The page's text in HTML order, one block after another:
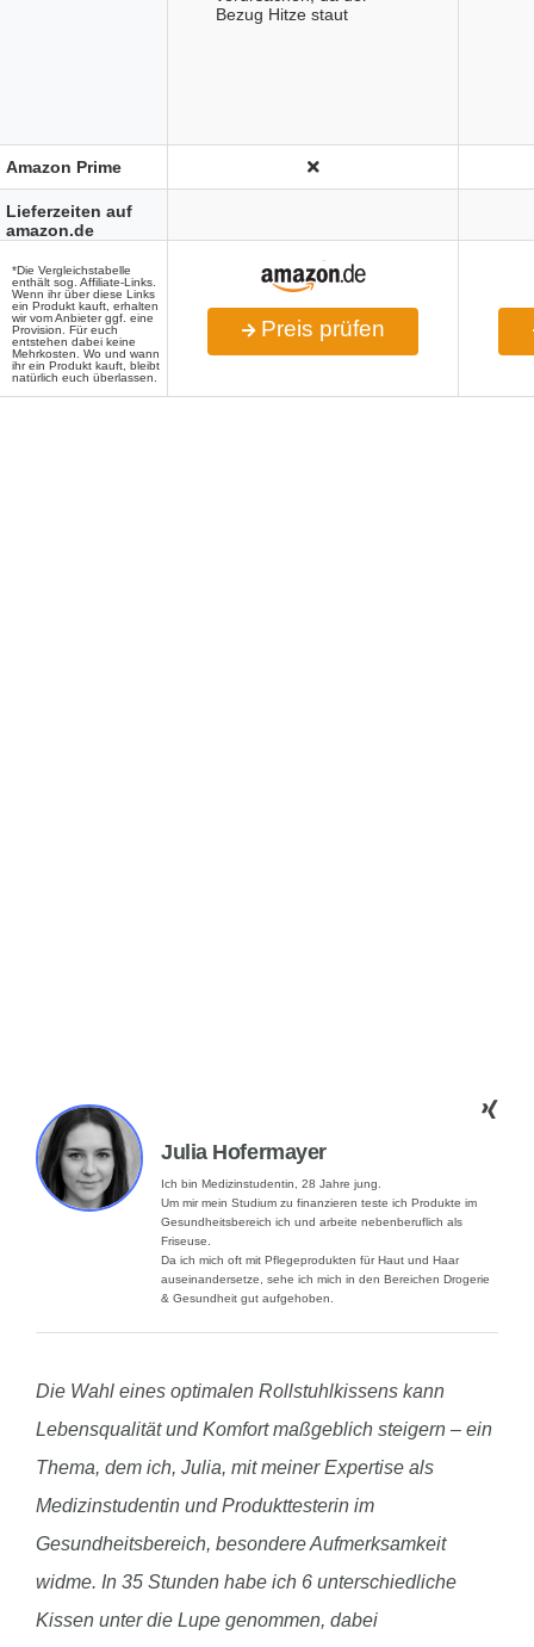
Bezug Hitze staut
Preis prüfen
Amazon Prime
Lieferzeiten auf
amazon.de
*Die Vergleichstabelle
enthält sog. Affiliate-Links.
Wenn ihr über diese Links
ein Produkt kauft, erhalten
wir vom Anbieter ggf. eine
Provision. Für euch
entstehen dabei keine
Mehrkosten. Wo und wann
ihr ein Produkt kauft, bleibt
natürlich euch überlassen.
Julia Hofermayer
Ich bin Medizinstudentin, 28 Jahre jung.
Um mir mein Studium zu finanzieren teste ich Produkte im
Gesundheitsbereich ich und arbeite nebenberuflich als
Friseuse.
Da ich mich oft mit Pflegeprodukten für Haut und Haar
auseinandersetze, sehe ich mich in den Bereichen Drogerie
& Gesundheit gut aufgehoben.
Die Wahl eines optimalen Rollstuhlkissens kann
Lebensqualität und Komfort maßgeblich steigern – ein
Thema, dem ich, Julia, mit meiner Expertise als
Medizinstudentin und Produkttesterin im
Gesundheitsbereich, besondere Aufmerksamkeit
widme. In 35 Stunden habe ich 6 unterschiedliche
Kissen unter die Lupe genommen, dabei